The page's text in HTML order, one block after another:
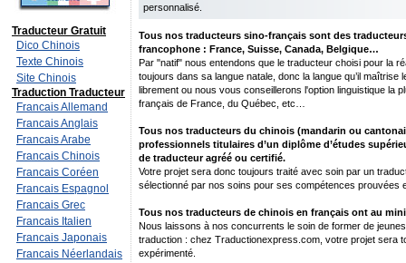
Traducteur Gratuit
Dico Chinois
Texte Chinois
Site Chinois
Traduction Traducteur
Francais Allemand
Francais Anglais
Francais Arabe
Francais Chinois
Francais Coréen
Francais Espagnol
Francais Grec
Francais Italien
Francais Japonais
Francais Néerlandais
personnalisé.
Tous nos traducteurs sino-français sont des
francophone : France, Suisse, Canada, Belgique…
Par "natif" nous entendons que le traducteur choisi pour la
toujours dans sa langue natale, donc la langue qu’il maîtrise
librement ou nous vous conseillerons l'option linguistique la
français de France, du Québec, etc…
Tous nos traducteurs du chinois (mandarin ou
professionnels titulaires d’un diplôme d’études
de traducteur agréé ou certifié.
Votre projet sera donc toujours traité avec soin par un
sélectionné par nos soins pour ses compétences prouvées
Tous nos traducteurs de chinois en français ont au
Nous laissons à nos concurrents le soin de former de
traduction : chez Traductionexpress.com, votre projet sera
expérimenté.